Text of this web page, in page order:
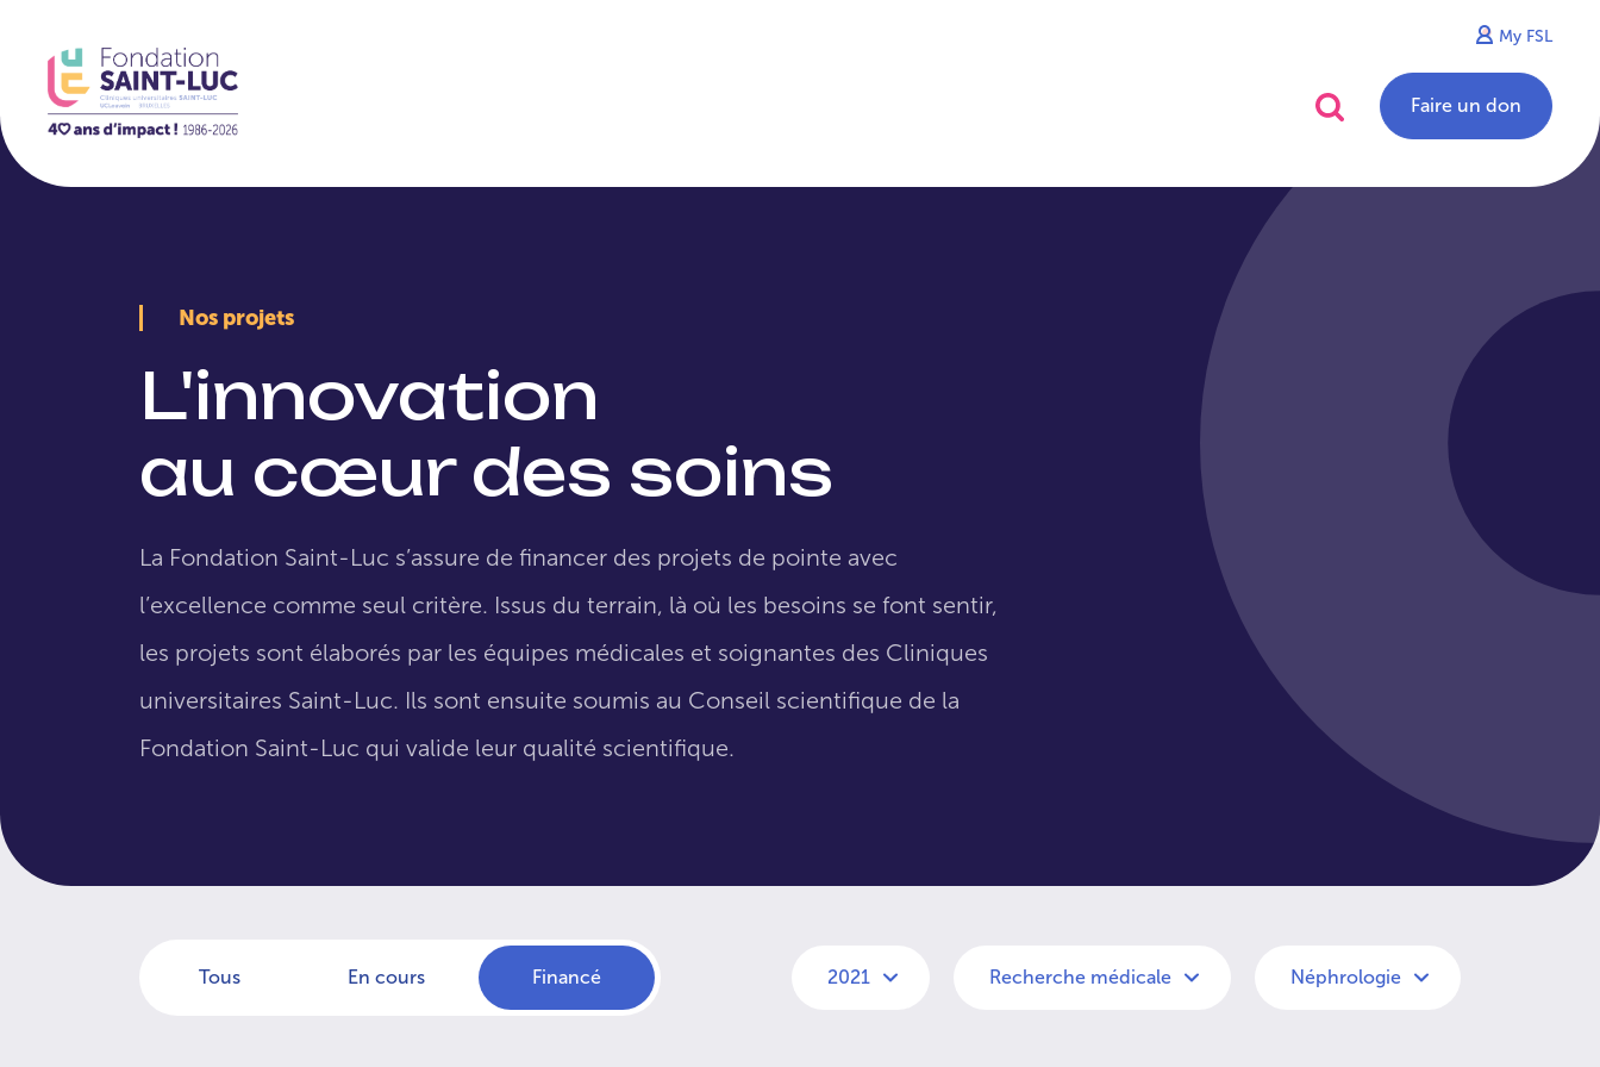
My FSL
Faire un don
Nos projets
L'innovation
au cœur des soins
La Fondation Saint-Luc s’assure de financer des projets de pointe avec
l’excellence comme seul critère. Issus du terrain, là où les besoins se font sentir,
les projets sont élaborés par les équipes médicales et soignantes des Cliniques
universitaires Saint-Luc. Ils sont ensuite soumis au Conseil scientifique de la
Fondation Saint-Luc qui valide leur qualité scientifique.
Tous En cours Financé 2021 Recherche médicale Néphrologie